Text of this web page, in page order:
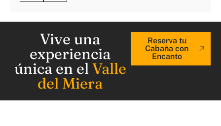
Vive una
experiencia
única en el Valle
del Miera
Reserva tu
Cabaña con
Encanto